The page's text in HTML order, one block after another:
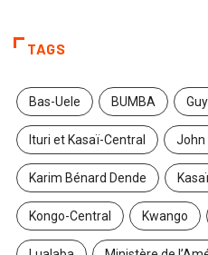
TAGS
Bas-Uele BUMBA
Ituri et Kasaï-Central John
Karim Bénard Dende
Kongo-Central Kwango